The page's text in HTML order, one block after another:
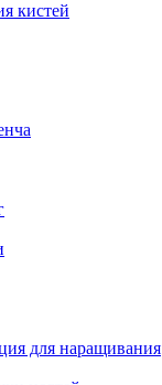
кистей
для наращивания